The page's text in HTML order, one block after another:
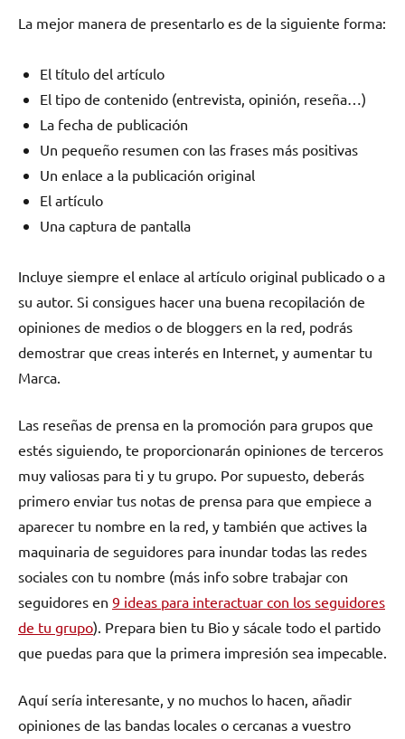
La mejor manera de presentarlo es de la siguiente forma:
El título del artículo
El tipo de contenido (entrevista, opinión, reseña…)
La fecha de publicación
Un pequeño resumen con las frases más positivas
Un enlace a la publicación original
El artículo
Una captura de pantalla
Incluye siempre el enlace al artículo original publicado o a
su autor. Si consigues hacer una buena recopilación de
opiniones de medios o de bloggers en la red, podrás
demostrar que creas interés en Internet, y aumentar tu
Marca.
Las reseñas de prensa en la promoción para grupos que
estés siguiendo, te proporcionarán opiniones de terceros
muy valiosas para ti y tu grupo. Por supuesto, deberás
primero enviar tus notas de prensa para que empiece a
aparecer tu nombre en la red, y también que actives la
maquinaria de seguidores para inundar todas las redes
sociales con tu nombre (más info sobre trabajar con
seguidores en 9 ideas para interactuar con los seguidores
de tu grupo). Prepara bien tu Bio y sácale todo el partido
que puedas para que la primera impresión sea impecable.
Aquí sería interesante, y no muchos lo hacen, añadir
opiniones de las bandas locales o cercanas a vuestro